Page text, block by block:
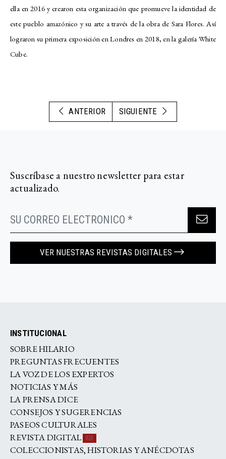
ella en 2016 y crearon esta organización que promueve la identidad de
este pueblo amazónico y su arte a través de la obra de Sara Flores. Así
lograron su primera exposición en Londres en 2018, en la galería White
Cube.
ANTERIOR SIGUIENTE
Suscríbase a nuestro newsletter para estar
actualizado.
VER NUESTRAS REVISTAS DIGITALES
INSTITUCIONAL
SOBRE HILARIO
PREGUNTAS FRECUENTES
LA VOZ DE LOS EXPERTOS
NOTICIAS Y MÁS
LA PRENSA DICE
CONSEJOS Y SUGERENCIAS
PASEOS CULTURALES
REVISTA DIGITAL
COLECCIONISTAS, HISTORIAS Y ANÉCDOTAS